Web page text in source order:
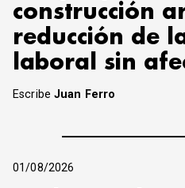
construcción
reducción de
laboral sin
EscribeJuan Ferro
01/08/2026